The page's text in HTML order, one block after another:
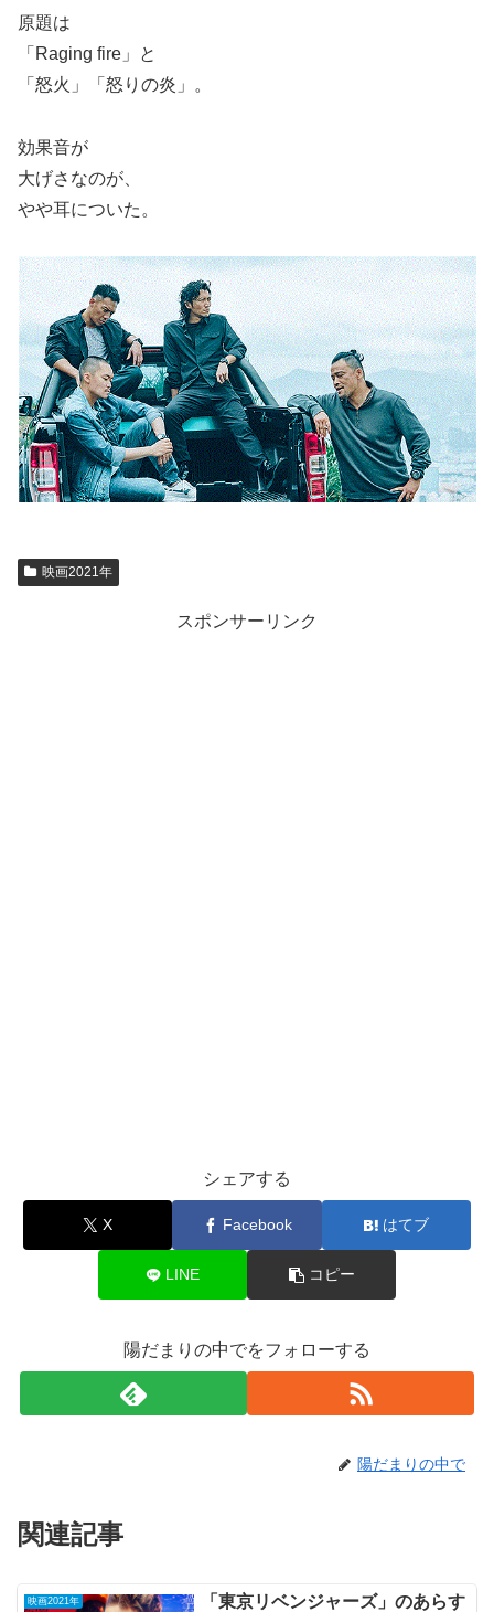
原題は
「Raging fire」と
「怒火」「怒りの炎」。
効果音が
大げさなのが、
やや耳についた。
映画2021年
スポンサーリンク
シェアする
X Facebook はてブ
LINE コピー
陽だまりの中でをフォローする
陽だまりの中で
関連記事
映画2021年
「東京リベンジャーズ」のあらす